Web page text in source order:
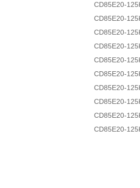
CD85E20-
CD85E20-
CD85E20-
CD85E20-
CD85E20-
CD85E20-
CD85E20-
CD85E20-
CD85E20-
CD85E20-